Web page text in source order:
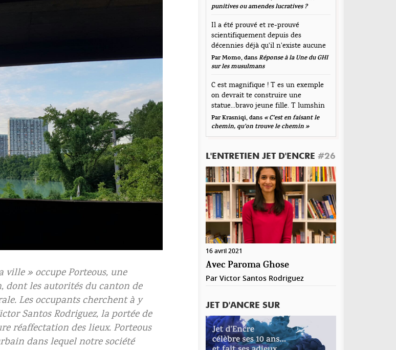
ville » occupe Porteous, une
dont les autorités du canton de
Les occupants cherchent à y
Santos Rodriguez, la portée de
réaffectation des lieux. Porteous
dans lequel notre société
Nom
Adresse de messagerie*
Site web
Enregistrer mon nom, mon e-mail et mon site web
Envoyé le 3 septembre 2018
Certains disent que ce lieu se nomme le #Fetus.
punitives ou amendes lucratives ?
Il a été prouvé et re-prouvé
scientifiquement depuis des
décennies déjà qu'il n'existe aucune
corrélation...
Par Momo, dans Réponse à la Une du GHI
sur les musulmans
C est magnifique ! T es un exemple
on devrait te construire une
statue...bravo jeune fille. T lumshin
durt
Par Krasniqi, dans « C’est en faisant le
chemin, qu’on trouve le chemin »
L'ENTRETIEN JET D'ENCRE #26
16 avril 2021
Avec Paroma Ghose
Par Victor Santos Rodriguez
JET D'ANCRE SUR